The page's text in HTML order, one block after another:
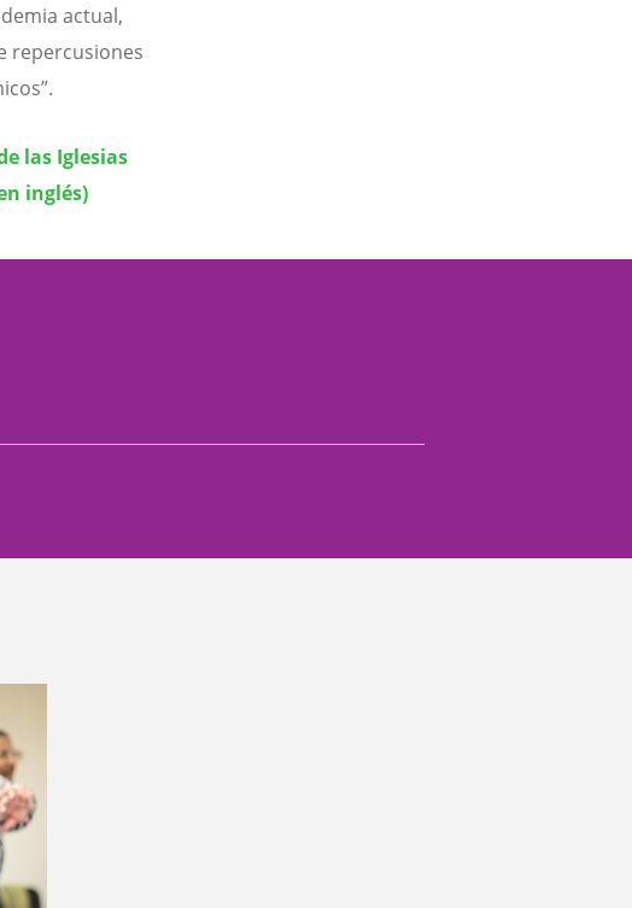
actual,
repercusiones
las Iglesias
inglés)